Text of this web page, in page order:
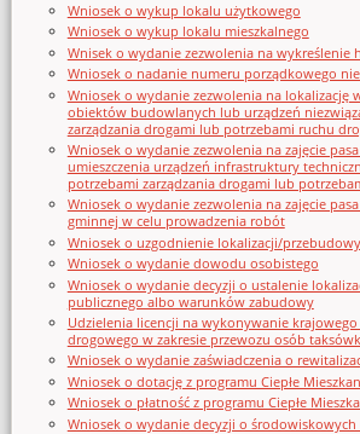
Wniosek o wykup lokalu użytkowego
Wniosek o wykup lokalu mieszkalnego
Wnisek o wydanie zezwolenia na wykreślenie
Wniosek o nadanie numeru porządkowego
Wniosek o wydanie zezwolenia na lokalizację
obiektów budowlanych lub urządzeń
zarządzania drogami lub potrzebami ruchu
Wniosek o wydanie zezwolenia na zajęcie
umieszczenia urządzeń infrastruktury
potrzebami zarządzania drogami lub
Wniosek o wydanie zezwolenia na zajęcie
gminnej w celu prowadzenia robót
Wniosek o uzgodnienie lokalizacji/
Wniosek o wydanie dowodu osobistego
Wniosek o wydanie decyzji o ustalenie
publicznego albo warunków zabudowy
Udzielenia licencji na wykonywanie
drogowego w zakresie przewozu osób
Wniosek o wydanie zaświadczenia o
Wniosek o dotację z programu Ciepłe
Wniosek o płatność z programu Ciepłe
Wniosek o wydanie decyzji o